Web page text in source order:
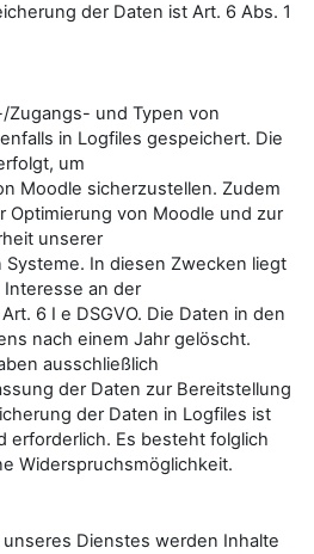
der Daten ist Art. 6 Abs. 1
Zugangs- und Typen von
in Logfiles gespeichert. Die
um
Moodle sicherzustellen. Zudem
Optimierung von Moodle und zur
unserer
In diesen Zwecken liegt
an der
6 I e DSGVO. Die Daten in den
nach einem Jahr gelöscht.
ausschließlich
der Daten zur Bereitstellung
der Daten in Logfiles ist
erforderlich. Es besteht folglich
Widerspruchsmöglichkeit.
Dienstes werden Inhalte